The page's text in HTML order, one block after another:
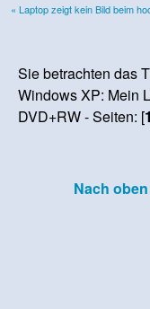
« Laptop zeigt kein Bild beim
Sie betrachten das
Windows XP: Mein
DVD+RW - Seiten: [
Nach